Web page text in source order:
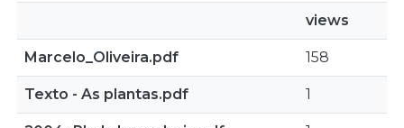
views
Marcelo_Oliveira.pdf 158
Texto - As plantas.pdf 1